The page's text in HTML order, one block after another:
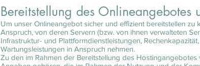
Bereitstellung des Onlineangebotes
Um unser Onlineangebot sicher und effizient bereitstellen
Anspruch, von deren Servern (bzw. von ihnen verwalteten
Infrastruktur- und Plattformdienstleistungen,
Wartungsleistungen in Anspruch nehmen.
Zu den im Rahmen der Bereitstellung des